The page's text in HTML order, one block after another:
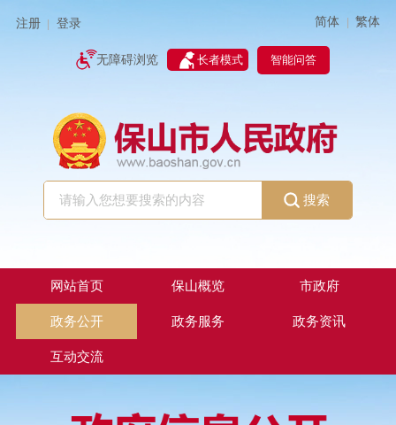
注册 登录 简体 | 繁体
无障碍浏览 长者模式 智能问答
搜索
网站首页 保山概览 市政府
政务公开 政务服务 政务资讯
互动交流